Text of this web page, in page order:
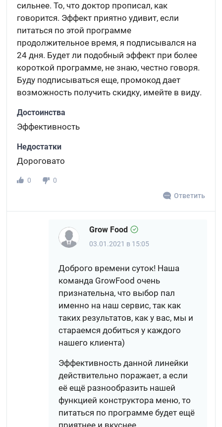
сильнее. То, что доктор прописал, как
говорится. Эффект приятно удивит, если
питаться по этой программе
продолжительное время, я подписывался на
24 дня. Будет ли подобный эффект при более
короткой программе, не знаю, честно говоря.
Буду подписываться еще, промокод дает
возможность получить скидку, имейте в виду.
Достоинства
Эффективность
Недостатки
Дороговато
0
0
Ответить
Grow Food
03.01.2021 в 15:05
Доброго времени суток! Наша
команда GrowFood очень
признательна, что выбор пал
именно на наш сервис, так как
таких результатов, как у вас, мы и
стараемся добиться у каждого
нашего клиента)
Эффективность данной линейки
действительно поражает, а если
её ещё разнообразить нашей
функцией конструктора меню, то
питаться по программе будет ещё
приятнее и вкуснее.